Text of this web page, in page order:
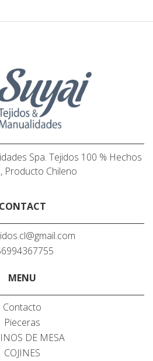
Spa. Tejidos 100 % Hechos
Producto Chileno
CONTACT
MENU
Contacto
Pieceras
DE MESA
COJINES